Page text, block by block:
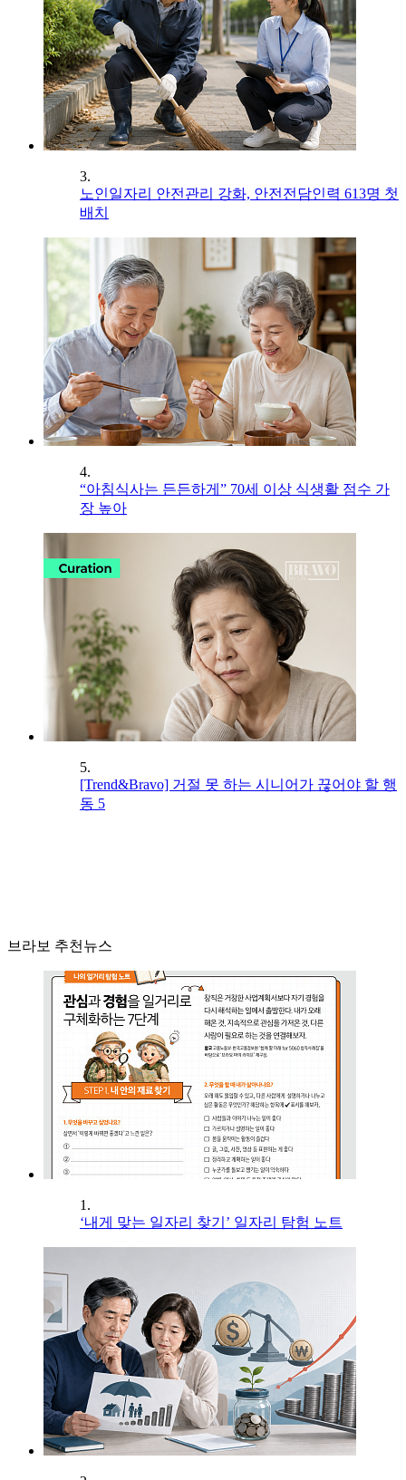
3.
노인일자리 안전관리 강화, 안전전담인력 613명 첫
배치
4.
“아침식사는 든든하게” 70세 이상 식생활 점수 가
장 높아
5.
[Trend&Bravo] 거절 못 하는 시니어가 끊어야 할 행
동 5
브라보 추천뉴스
1.
‘내게 맞는 일자리 찾기’ 일자리 탐험 노트